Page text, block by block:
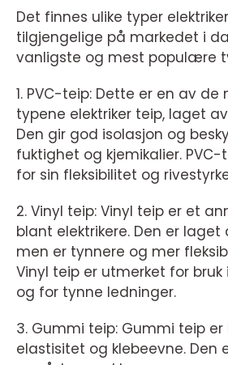
Det finnes ulike typer
tilgjengelige på markedet i
vanligste og mest populære
1. PVC-teip: Dette er en av
typene elektriker teip, laget
Den gir god isolasjon og
fuktighet og kjemikalier.
for sin fleksibilitet og
2. Vinyl teip: Vinyl teip er et
blant elektrikere. Den er laget
men er tynnere og mer
Vinyl teip er utmerket for
og for tynne ledninger.
3. Gummi teip: Gummi teip
elastisitet og klebeevne. Den